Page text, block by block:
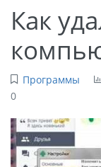
Как
Программы
0